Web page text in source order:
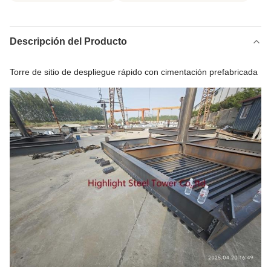
Descripción del Producto
Torre de sitio de despliegue rápido con cimentación prefabricada